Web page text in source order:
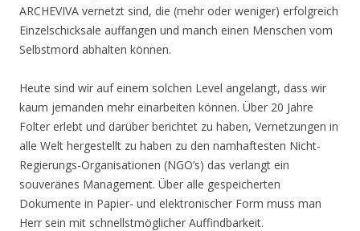
ARCHEVIVA vernetzt sind, die (mehr oder weniger) erfolgreich
Einzelschicksale auffangen und manch einen Menschen vom
Selbstmord abhalten können.
Heute sind wir auf einem solchen Level angelangt, dass wir
kaum jemanden mehr einarbeiten können. Über 20 Jahre
Folter erlebt und darüber berichtet zu haben, Vernetzungen in
alle Welt hergestellt zu haben zu den namhaftesten Nicht-
Regierungs-Organisationen (NGO’s) das verlangt ein
souveränes Management. Über alle gespeicherten
Dokumente in Papier- und elektronischer Form muss man
Herr sein mit schnellstmöglicher Auffindbarkeit.